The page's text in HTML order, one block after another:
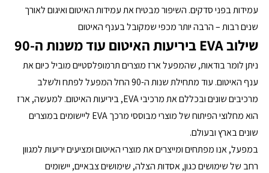
עמידות בפני סדקים. השיפור מבטיח את עמידות האיטום ואיגום לאורך
שנים רבות – הרבה יותר מכפי שמקובל בענף האיטום
שילוב EVA ביריעות האיטום עוד משנות ה-90
ניתן לומר בודאות, שהמפעל ארז מוצרים תרמופלסטיים מוביל כיום את
ענף האיטום. עוד מתחילת שנות ה-90 החל המפעל לפתח ולשלב
מרכיבים שונים ובכללם את מרכיבי EVA, ביריעות האיטום. למעשה, ארז
הוא מחלוצי הפיתוח של מוצרי מבוססי מרכך EVA ליישומים במוצרים
שונים בארץ ובעולם.
במפעל, אנו מפתחים ומייצרים את מוצרי האיטום ומציעים יריעות למגוון
רחב של שימושים כגון, אסדות הצלה, שימושים צבאיים, יישומים